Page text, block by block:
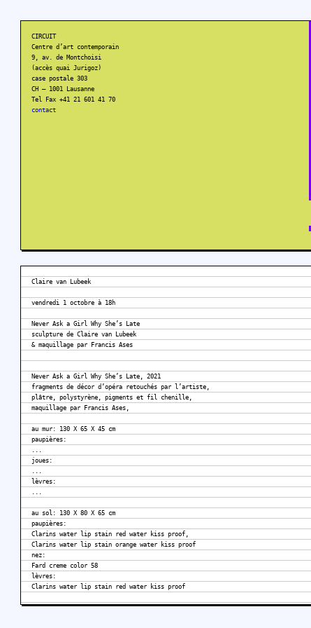
CIRCUIT
Centre d’art contemporain
9, av. de Montchoisi
(accès quai Jurigoz)
case postale 303
CH – 1001 Lausanne
Tel Fax +41 21 601 41 70
contact
Claire van Lubeek
vendredi 1 octobre à 18h
Never Ask a Girl Why She’s Late
sculpture de Claire van Lubeek
& maquillage par Francis Ases
Never Ask a Girl Why She’s Late, 2021
fragments de décor d’opéra retouchés par l’artiste,
plâtre, polystyrène, pigments et fil chenille,
maquillage par Francis Ases,
au mur: 130 X 65 X 45 cm
paupières:
...
joues:
...
lèvres:
...
au sol: 130 X 80 X 65 cm
paupières:
Clarins water lip stain red water kiss proof,
Clarins water lip stain orange water kiss proof
nez:
Fard creme color 58
lèvres:
Clarins water lip stain red water kiss proof